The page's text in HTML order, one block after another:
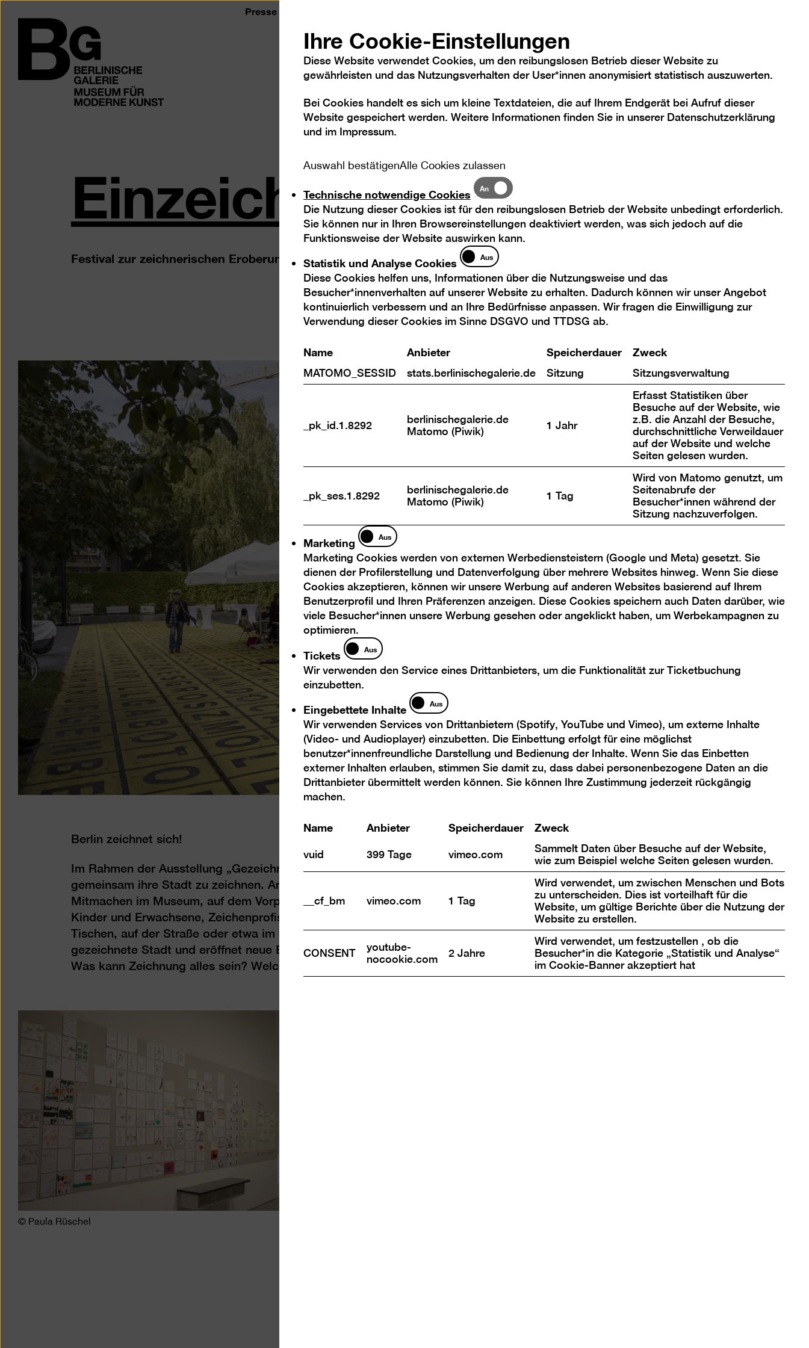
Seiteninhalt
springen
Galerie
Presse
Besuch Ausstellungen Programme Sammlung Berlinische Galerie
Einzeichnen
Festival zur zeichnerischen Eroberung der Stadt
Alles Ansichtssache
Eindrücke vom Festival
Berlin zeichnet sich!
Im Rahmen der Ausstellung „Gezeichnete Stadt“ hat die Berlinische Galerie alle Berliner*innen eingeladen,
gemeinsam ihre Stadt zu zeichnen. Am 3. und 4. Oktober fanden unterschiedliche Zeichenaktionen zum
Mitmachen im Museum, auf dem Vorplatz und in der Nachbarschaft statt. In offenen Workshops konnten
Kinder und Erwachsene, Zeichenprofis und Anfänger*innen den Stiften freien Lauf lassen – sei es auf
Tischen, auf der Straße oder etwa im digitalen Raum. EinProgramm aus Zeichentrickfilmenanimiert die
gezeichnete Stadt und eröffnet neue Blicke auf unser urbanes Umfeld. Dabei geht es immer um die Fragen:
Was kann Zeichnung alles sein? Welche Rolle spielt sie im Stadtraum?
© Paula Rüschel
Ihre Cookie-Einstellungen
Diese Website verwendet Cookies, um den reibungslosen Betrieb dieser Website zu
gewährleisten und das Nutzungsverhalten der User*innen anonymisiert statistisch auszuwerten.
Bei Cookies handelt es sich um kleine Textdateien, die auf Ihrem Endgerät bei Aufruf dieser
Website gespeichert werden. Weitere Informationen finden Sie in unserer Datenschutzerklärung
und im Impressum.
Auswahl bestätigenAlle Cookies zulassen
Technische notwendige Cookies
Technische
notwendige
Cookies
An
Die Nutzung dieser Cookies ist für den reibungslosen Betrieb der Website unbedingt erforderlich.
Sie können nur in Ihren Browsereinstellungen deaktiviert werden, was sich jedoch auf die
Funktionsweise der Website auswirken kann.
Statistik und Analyse Cookies
Statistik
und
Analyse
Cookies
Aus
Diese Cookies helfen uns, Informationen über die Nutzungsweise und das
Besucher*innenverhalten auf unserer Website zu erhalten. Dadurch können wir unser Angebot
kontinuierlich verbessern und an Ihre Bedürfnisse anpassen. Wir fragen die Einwilligung zur
Verwendung dieser Cookies im Sinne DSGVO und TTDSG ab.
Name Anbieter Speicherdauer Zweck
MATOMO_SESSID stats.berlinischegalerie.de Sitzung Sitzungsverwaltung
_pk_id.1.8292
berlinischegalerie.de
Matomo (Piwik)
1 Jahr
Erfasst Statistiken über
Besuche auf der Website, wie
z.B. die Anzahl der Besuche,
durchschnittliche Verweildauer
auf der Website und welche
Seiten gelesen wurden.
_pk_ses.1.8292
berlinischegalerie.de
Matomo (Piwik)
1 Tag
Wird von Matomo genutzt, um
Seitenabrufe der
Besucher*innen während der
Sitzung nachzuverfolgen.
Marketing
Marketing
Aus
Marketing Cookies werden von externen Werbediensteistern (Google und Meta) gesetzt. Sie
dienen der Profilerstellung und Datenverfolgung über mehrere Websites hinweg. Wenn Sie diese
Cookies akzeptieren, können wir unsere Werbung auf anderen Websites basierend auf Ihrem
Benutzerprofil und Ihren Präferenzen anzeigen. Diese Cookies speichern auch Daten darüber, wie
viele Besucher*innen unsere Werbung gesehen oder angeklickt haben, um Werbekampagnen zu
optimieren.
Tickets
Tickets
Aus
Wir verwenden den Service eines Drittanbieters, um die Funktionalität zur Ticketbuchung
einzubetten.
Eingebettete Inhalte
Eingebettete
Inhalte
Aus
Wir verwenden Services von Drittanbietern (Spotify, YouTube und Vimeo), um externe Inhalte
(Video- und Audioplayer) einzubetten. Die Einbettung erfolgt für eine möglichst
benutzer*innenfreundliche Darstellung und Bedienung der Inhalte. Wenn Sie das Einbetten
externer Inhalten erlauben, stimmen Sie damit zu, dass dabei personenbezogene Daten an die
Drittanbieter übermittelt werden können. Sie können Ihre Zustimmung jederzeit rückgängig
machen.
Name Anbieter Speicherdauer Zweck
vuid 399 Tage vimeo.com
Sammelt Daten über Besuche auf der Website,
wie zum Beispiel welche Seiten gelesen wurden.
__cf_bm vimeo.com 1 Tag
Wird verwendet, um zwischen Menschen und Bots
zu unterscheiden. Dies ist vorteilhaft für die
Website, um gültige Berichte über die Nutzung der
Website zu erstellen.
CONSENT
youtube-
nocookie.com
2 Jahre
Wird verwendet, um festzustellen , ob die
Besucher*in die Kategorie „Statistik und Analyse“
im Cookie-Banner akzeptiert hat